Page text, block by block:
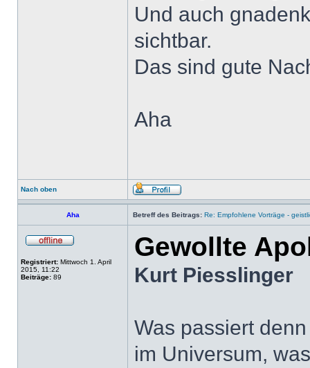
Und auch
sichtbar.
Das sind gute
Aha
Nach oben
Aha Betreff des Beitrags: Re: Empfohlene Vorträge -
Registriert: Mittwoch 1. April
2015, 11:22
Beiträge: 89
Gewollte
Kurt Piesslinger
Was passiert
im Universum,